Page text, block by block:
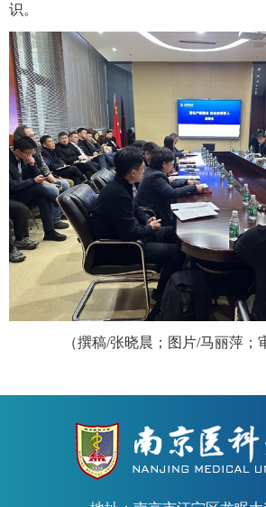
识。
（撰稿/张晓晨；图片/马丽萍；